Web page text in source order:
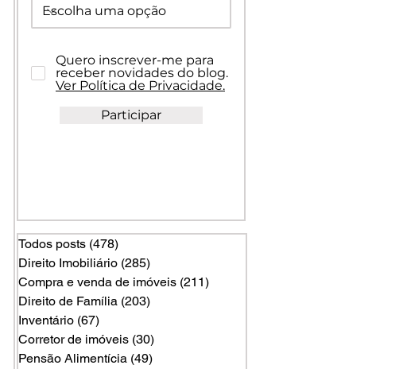
Quero inscrever-me para
receber novidades do blog.
Ver Política de Privacidade.
Participar
Todos posts (478)
Direito Imobiliário (285)
Compra e venda de imóveis (211)
Direito de Família (203)
Inventário (67)
Corretor de imóveis (30)
Pensão Alimentícia (49)